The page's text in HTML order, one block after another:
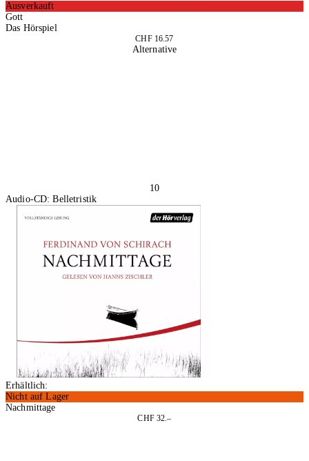
Ausverkauft
Gott
Das Hörspiel
CHF 16.57
Alternative
10
Audio-CD: Belletristik
Erhältlich:
Nicht auf Lager
Nachmittage
CHF 32.–